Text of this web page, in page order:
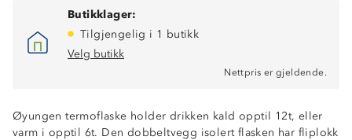
Butikklager:
Tilgjengelig i 1 butikk
Velg butikk
Nettpris er gjeldende.
Øyungen termoflaske holder drikken kald opptil 12t, eller
varm i opptil 6t. Den dobbeltvegg isolert flasken har fliplokk